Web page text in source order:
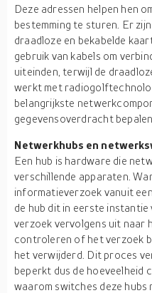
Deze adressen helpen hen
bestemming te sturen. Er
draadloze en bekabelde
gebruik van kabels om
uiteinden, terwijl de
werkt met
belangrijkste
gegevensoverdracht
Netwerkhubs en
Een hub is hardware die
verschillende apparaten.
informatieverzoek vanuit
de hub dit in eerste instantie
verzoek vervolgens uit naar
controleren of het verzoek
het verwijderd. Dit proces
beperkt dus de hoeveelheid
waarom switches deze hubs